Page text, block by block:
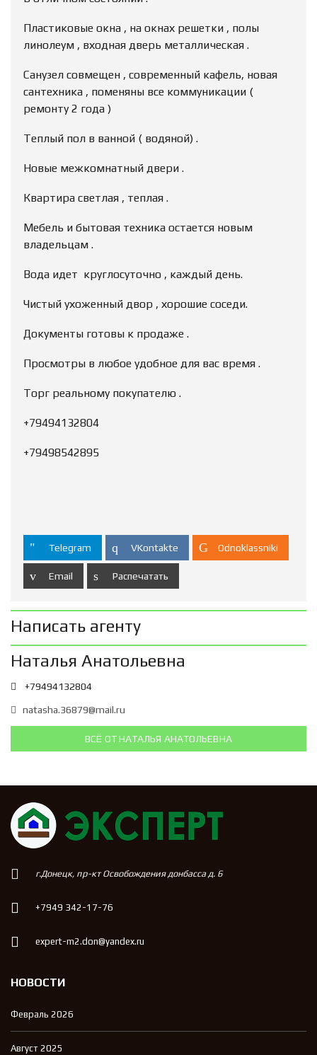
Пластиковые окна , на окнах решетки , полы
линолеум , входная дверь металлическая .
Санузел совмещен , современный кафель, новая
сантехника , поменяны все коммуникации (
ремонту 2 года )
Теплый пол в ванной ( водяной) .
Новые межкомнатный двери .
Квартира светлая , теплая .
Мебель и бытовая техника остается новым
владельцам .
Вода идет круглосуточно , каждый день.
Чистый ухоженный двор , хорошие соседи.
Документы готовы к продаже .
Просмотры в любое удобное для вас время .
Торг реальному покупателю .
+79494132804
+79498542895
Telegram VKontakte Odnoklassniki
Email Распечатать
Написать агенту
Наталья Анатольевна
+79494132804
natasha.36879@mail.ru
ВСЁ ОТ НАТАЛЬЯ АНАТОЛЬЕВНА
г.Донецк, пр-кт Освобождения донбасса д. 6
+7949 342-17-76
expert-m2.don@yandex.ru
НОВОСТИ
Февраль 2026
Август 2025